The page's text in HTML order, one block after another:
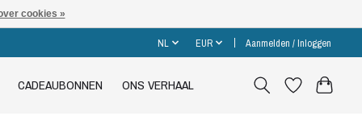
NL EUR Aanmelden / Inloggen
CADEAUBONNEN ONS VERHAAL
cookies »